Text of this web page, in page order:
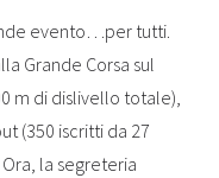
evento…per tutti.
Grande Corsa sul
m di dislivello totale),
(350 iscritti da 27
la segreteria